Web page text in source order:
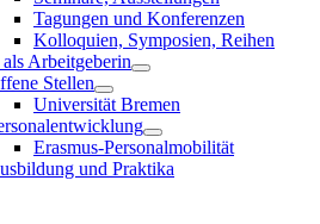
Tagungen und Konferenzen
Kolloquien, Symposien, Reihen
Arbeitgeberin
Stellen
Universität Bremen
Erasmus-Personalmobilität
und Praktika